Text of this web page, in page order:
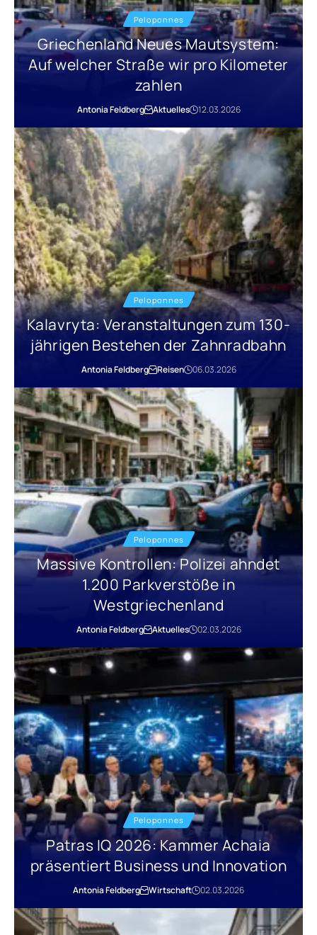
Peloponnes
Griechenland Neues Mautsystem:
Auf welcher Straße wir pro Kilometer
zahlen
Antonia Feldberg Aktuelles 12.03.2026
Peloponnes
Kalavryta: Veranstaltungen zum 130-
jährigen Bestehen der Zahnradbahn
Antonia Feldberg Reisen 06.03.2026
Peloponnes
Massive Kontrollen: Polizei ahndet
1.200 Parkverstöße in
Westgriechenland
Antonia Feldberg Aktuelles 02.03.2026
Peloponnes
Patras IQ 2026: Kammer Achaia
präsentiert Business und Innovation
Antonia Feldberg Wirtschaft 02.03.2026